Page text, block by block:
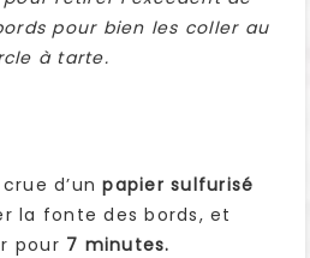
pour bien les coller au
à tarte.
d’unpapier sulfurisé
la fonte des bords, et
pour 7 minutes.